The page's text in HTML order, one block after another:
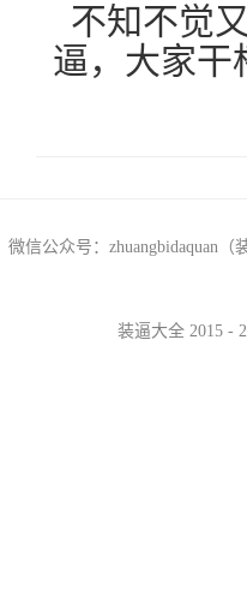
不知不觉
逼，大家干
微信公众号：zhuangbidaquan（
装逼大全 2015 -